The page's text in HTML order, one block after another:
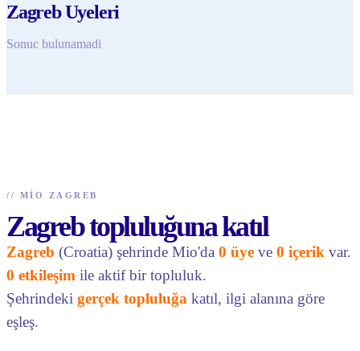
Zagreb Uyeleri
Sonuc bulunamadi
// MIO ZAGREB
Zagreb topluluğuna katıl
Zagreb (Croatia) şehrinde Mio'da 0 üye ve 0 içerik var.
0 etkileşim ile aktif bir topluluk.
Şehrindeki gerçek topluluğa katıl, ilgi alanına göre
eşleş.